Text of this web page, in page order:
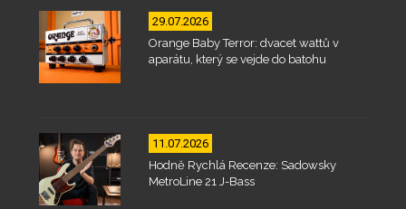
29.07.2026
Orange Baby Terror: dvacet wattů v
aparátu, který se vejde do batohu
11.07.2026
Hodně Rychlá Recenze: Sadowsky
MetroLine 21 J-Bass